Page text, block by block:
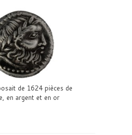
de 1624 pièces de
en argent et en or